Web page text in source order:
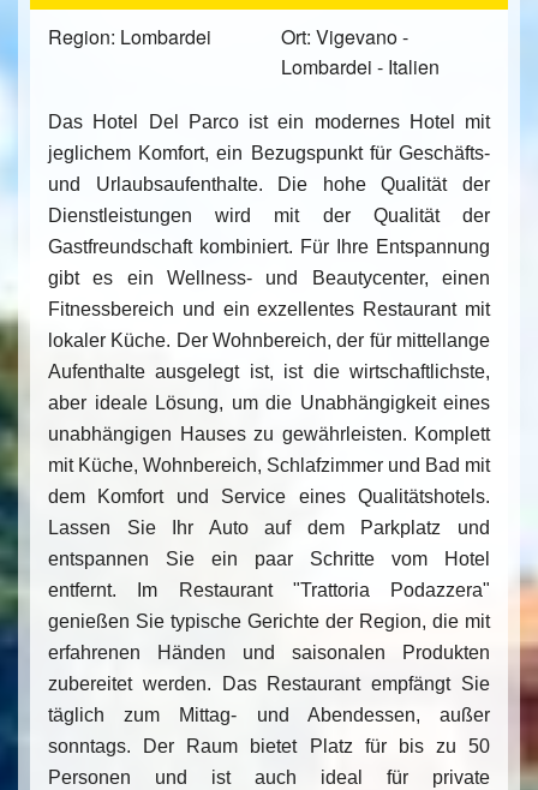
Region: Lombardei
Ort: Vigevano -
Lombardei - Italien
Das Hotel Del Parco ist ein modernes Hotel mit
jeglichem Komfort, ein Bezugspunkt für Geschäfts-
und Urlaubsaufenthalte. Die hohe Qualität der
Dienstleistungen wird mit der Qualität der
Gastfreundschaft kombiniert. Für Ihre Entspannung
gibt es ein Wellness- und Beautycenter, einen
Fitnessbereich und ein exzellentes Restaurant mit
lokaler Küche. Der Wohnbereich, der für mittellange
Aufenthalte ausgelegt ist, ist die wirtschaftlichste,
aber ideale Lösung, um die Unabhängigkeit eines
unabhängigen Hauses zu gewährleisten. Komplett
mit Küche, Wohnbereich, Schlafzimmer und Bad mit
dem Komfort und Service eines Qualitätshotels.
Lassen Sie Ihr Auto auf dem Parkplatz und
entspannen Sie ein paar Schritte vom Hotel
entfernt. Im Restaurant "Trattoria Podazzera"
genießen Sie typische Gerichte der Region, die mit
erfahrenen Händen und saisonalen Produkten
zubereitet werden. Das Restaurant empfängt Sie
täglich zum Mittag- und Abendessen, außer
sonntags. Der Raum bietet Platz für bis zu 50
Personen und ist auch ideal für private